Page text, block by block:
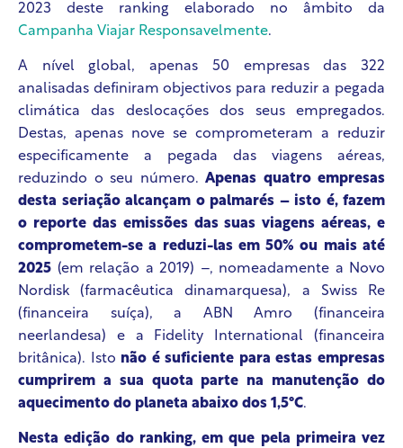
2023 deste ranking elaborado no âmbito da
Campanha Viajar Responsavelmente.
A nível global, apenas 50 empresas das 322
analisadas definiram objectivos para reduzir a pegada
climática das deslocações dos seus empregados.
Destas, apenas nove se comprometeram a reduzir
especificamente a pegada das viagens aéreas,
reduzindo o seu número. Apenas quatro empresas
desta seriação alcançam o palmarés – isto é, fazem
o reporte das emissões das suas viagens aéreas, e
comprometem-se a reduzi-las em 50% ou mais até
2025 (em relação a 2019) –, nomeadamente a Novo
Nordisk (farmacêutica dinamarquesa), a Swiss Re
(financeira suíça), a ABN Amro (financeira
neerlandesa) e a Fidelity International (financeira
britânica). Isto não é suficiente para estas empresas
cumprirem a sua quota parte na manutenção do
aquecimento do planeta abaixo dos 1,5°C.
Nesta edição do ranking, em que pela primeira vez